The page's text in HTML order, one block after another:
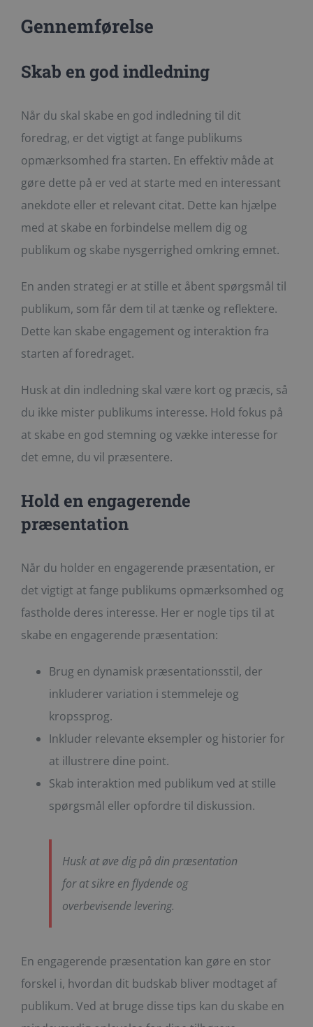
Gennemførelse
Skab en god indledning
Når du skal skabe en god indledning til dit
foredrag, er det vigtigt at fange publikums
opmærksomhed fra starten. En effektiv måde at
gøre dette på er ved at starte med en interessant
anekdote eller et relevant citat. Dette kan hjælpe
med at skabe en forbindelse mellem dig og
publikum og skabe nysgerrighed omkring emnet.
En anden strategi er at stille et åbent spørgsmål til
publikum, som får dem til at tænke og reflektere.
Dette kan skabe engagement og interaktion fra
starten af foredraget.
Husk at din indledning skal være kort og præcis, så
du ikke mister publikums interesse. Hold fokus på
at skabe en god stemning og vække interesse for
det emne, du vil præsentere.
Hold en engagerende
præsentation
Når du holder en engagerende præsentation, er
det vigtigt at fange publikums opmærksomhed og
fastholde deres interesse. Her er nogle tips til at
skabe en engagerende præsentation:
Brug en dynamisk præsentationsstil, der
inkluderer variation i stemmeleje og
kropssprog.
Inkluder relevante eksempler og historier for
at illustrere dine point.
Skab interaktion med publikum ved at stille
spørgsmål eller opfordre til diskussion.
Husk at øve dig på din præsentation
for at sikre en flydende og
overbevisende levering.
En engagerende præsentation kan gøre en stor
forskel i, hvordan dit budskab bliver modtaget af
publikum. Ved at bruge disse tips kan du skabe en